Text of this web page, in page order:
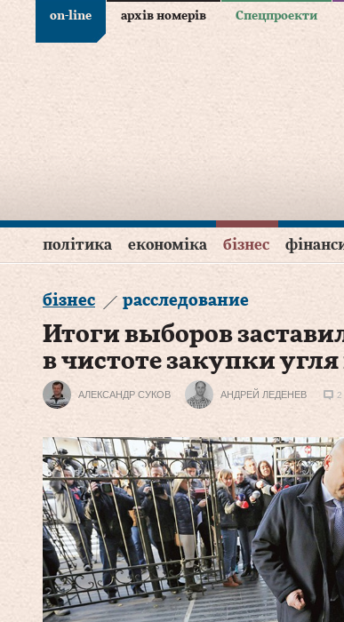
on-line архів номерів Спецпроекти
політика економіка бізнес
бізнес расследование
Итоги выборов
в чистоте закупки
АЛЕКСАНДР СУКОВ АНДРЕЙ ЛЕДЕНЕВ 2